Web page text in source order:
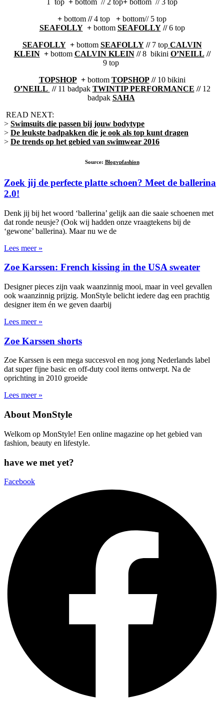
+ bottom //4 top + bottom// 5 top
SEAFOLLY + bottom SEAFOLLY//6 top
SEAFOLLY + bottom SEAFOLLY// 7 top CALVIN
KLEIN + bottom CALVIN KLEIN //8 bikini O’NEILL //
9 top
TOPSHOP + bottom TOPSHOP// 10 bikini
O’NEILL // 11 badpak TWINTIP PERFORMANCE // 12
badpak SAHA
READ NEXT:
> Swimsuits die passen bij jouw bodytype
> De leukste badpakken die je ook als top kunt dragen
> De trends op het gebied van swimwear 2016
Source: Blogvpfashion
Zoek jij de perfecte platte schoen? Meet de ballerina
2.0!
Denk jij bij het woord ‘ballerina’ gelijk aan die saaie schoenen met
dat ronde neusje? (Ook wij hadden onze vraagtekens bij de
‘gewone’ ballerina). Maar nu we de
Lees meer »
Zoe Karssen: French kissing in the USA sweater
Designer pieces zijn vaak waanzinnig mooi, maar in veel gevallen
ook waanzinnig prijzig. MonStyle belicht iedere dag een prachtig
designer item én we geven daarbij
Lees meer »
Zoe Karssen shorts
Zoe Karssen is een mega succesvol en nog jong Nederlands label
dat super fijne basic en off-duty cool items ontwerpt. Na de
oprichting in 2010 groeide
Lees meer »
About MonStyle
Welkom op MonStyle! Een online magazine op het gebied van
fashion, beauty en lifestyle.
have we met yet?
Facebook